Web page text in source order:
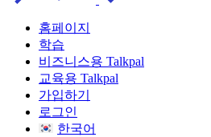
홈페이지
학습
비즈니스용 Talkpal
교육용 Talkpal
가입하기
로그인
한국어